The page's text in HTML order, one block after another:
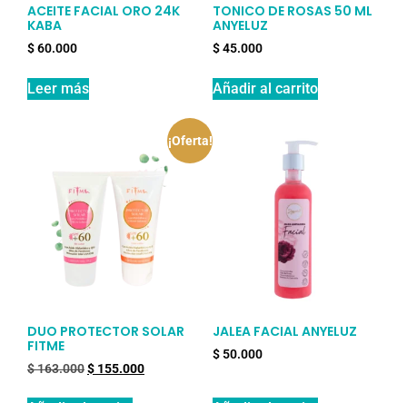
ACEITE FACIAL ORO 24K
KABA
$60.000
Leer más
TONICO DE ROSAS 50 ML
ANYELUZ
$45.000
Añadir al carrito
¡Oferta!
DUO PROTECTOR SOLAR
FITME
$163.000$ 155.000
JALEA FACIAL ANYELUZ
$ 50.000